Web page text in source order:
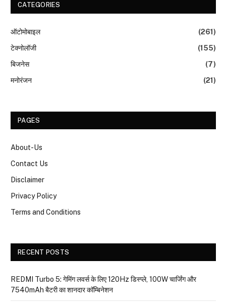
CATEGORIES
ऑटोमोबाइल
(261)
टेक्नोलॉजी
(155)
बिजनेस
(7)
मनोरंजन
(21)
PAGES
About-Us
Contact Us
Disclaimer
Privacy Policy
Terms and Conditions
RECENT POSTS
REDMI Turbo 5: गेमिंग लवर्स के लिए 120Hz डिस्प्ले, 100W चार्जिंग और
7540mAh बैटरी का शानदार कॉम्बिनेशन